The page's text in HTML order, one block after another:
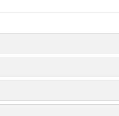
上げていきたい。
していきたい。